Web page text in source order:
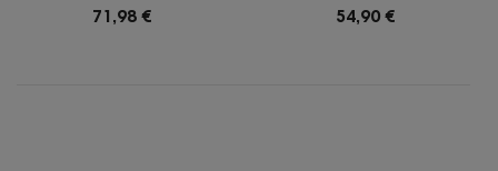
71,98 € 54,90 €